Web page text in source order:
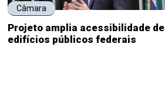
Câmara
Projeto amplia acessibilidade de
edifícios públicos federais